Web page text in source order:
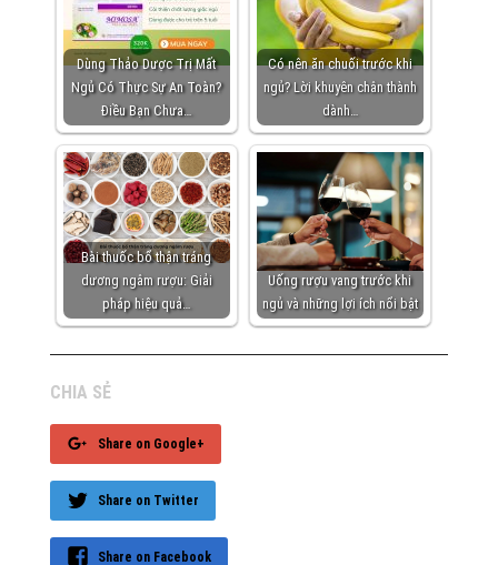
Dùng Thảo Dược Trị Mất
Ngủ Có Thực Sự An Toàn?
Điều Bạn Chưa…
Có nên ăn chuối trước khi
ngủ? Lời khuyên chân thành
dành…
Bài thuốc bổ thận tráng
dương ngâm rượu: Giải
pháp hiệu quả…
Uống rượu vang trước khi
ngủ và những lợi ích nổi bật
CHIA SẺ
Share on Google+
Share on Twitter
Share on Facebook